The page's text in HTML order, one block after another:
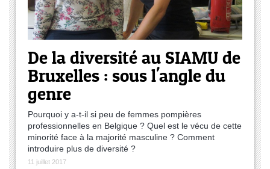
De la diversité au SIAMU de
Bruxelles : sous l'angle du
genre
Pourquoi y a-t-il si peu de femmes pompières
professionnelles en Belgique ? Quel est le vécu de cette
minorité face à la majorité masculine ? Comment
introduire plus de diversité ?
11 juillet 2017